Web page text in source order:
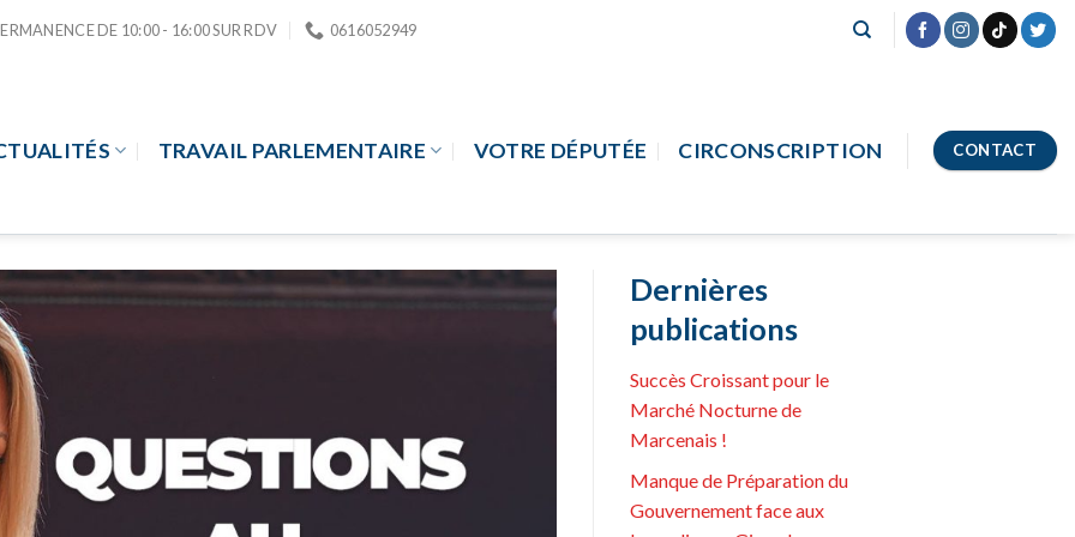
DE 10:00 - 16:00 SUR RDV 0616052949
TRAVAIL PARLEMENTAIRE VOTRE DÉPUTÉE CIRCONSCRIPTION CONTACT
Dernières
publications
Succès Croissant pour le
Marché Nocturne de
Marcenais !
Manque de Préparation du
Gouvernement face aux